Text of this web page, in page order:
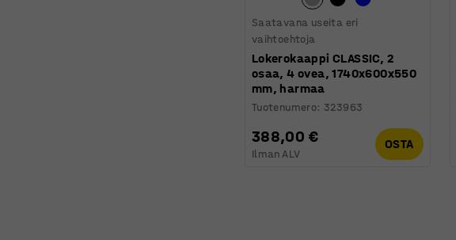
Saatavana useita eri
vaihtoehtoja
Lokerokaappi CLASSIC, 2
osaa, 4 ovea, 1740x600x550
mm, harmaa
Tuotenumero: 323963
388,00 €
Ilman ALV
OSTA